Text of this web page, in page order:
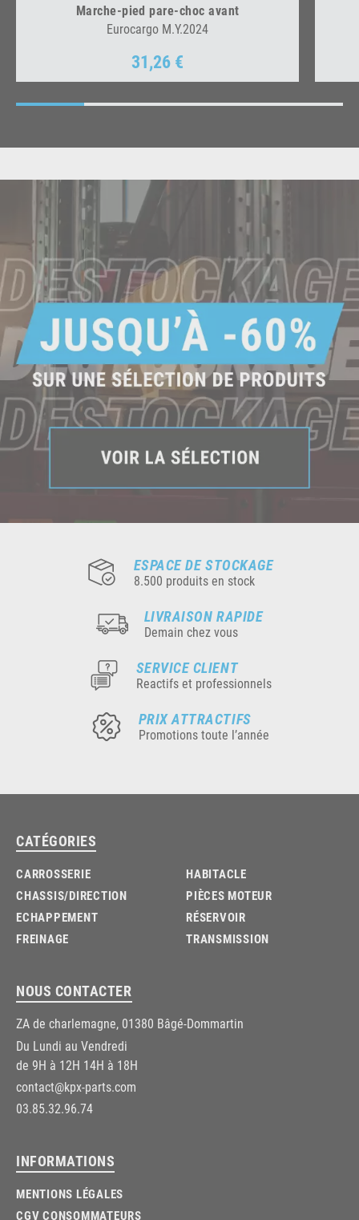
Marche-pied pare-choc avant
Eurocargo M.Y.2024
Prix
31,26 €
ESPACE DE STOCKAGE
8.500 produits en stock
LIVRAISON RAPIDE
Demain chez vous
SERVICE CLIENT
Reactifs et professionnels
PRIX ATTRACTIFS
Promotions toute l’année
CATÉGORIES
CARROSSERIE
CHASSIS/DIRECTION
ECHAPPEMENT
FREINAGE
HABITACLE
PIÈCES MOTEUR
RÉSERVOIR
TRANSMISSION
NOUS CONTACTER
ZA de charlemagne, 01380 Bâgé-Dommartin
Du Lundi au Vendredi
de 9H à 12H 14H à 18H
contact@kpx-parts.com
03.85.32.96.74
INFORMATIONS
MENTIONS LÉGALES
CGV CONSOMMATEURS